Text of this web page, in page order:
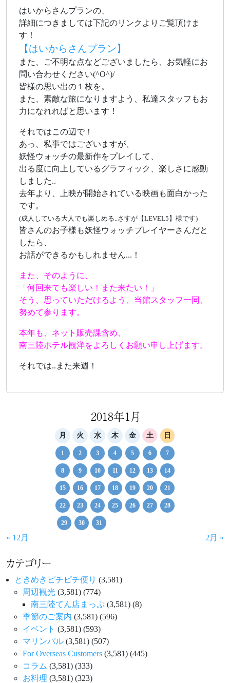
はいからさんプランの、
詳細につきましては下記のリンクよりご覧頂けま
す！
【はいからさんプラン】
また、ご不明な点などございましたら、お気軽にお
問い合わせください(^O^)/
皆様の思い出の１枚を。
また、素敵な旅になりますよう、私達スタッフもお
力になれればと思います！
それではこの辺で！
あっ、私事ではございますが、
妖怪ウォッチの最新作をプレイして、
出る度に向上しているグラフィック、楽しさに感動
しました..
去年より、上映が開始されている映画も面白かった
です。
(成人している大人でも楽しめる..さすが【LEVEL5】様です)
皆さんのお子様も妖怪ウォッチプレイヤーさんだと
したら、
お話ができるかもしれません...！
また、そのように、
「何回来ても楽しい！また来たい！」
そう、思っていただけるよう、当館スタッフ一同、
努めて参ります。
本年も、ネット販売課含め、
南三陸ホテル観洋をよろしくお願い申し上げます。
それでは..また来週！
2018年1月
月 火 水 木 金 土 日
1 2 3 4 5 6 7
8 9 10 11 12 13 14
15 16 17 18 19 20 21
22 23 24 25 26 27 28
29 30 31
« 12月 2月 »
カテゴリー
ときめきピチピチ便り (3,581)
周辺観光 (3,581) (774)
南三陸てん店まっぷ (3,581) (8)
季節のご案内 (3,581) (596)
イベント (3,581) (593)
マリンパル (3,581) (507)
For Overseas Customers (3,581) (445)
コラム (3,581) (333)
お料理 (3,581) (323)